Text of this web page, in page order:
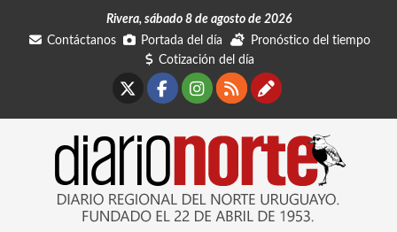
Rivera, sábado 8 de agosto de 2026
Contáctanos
Portada del día
Pronóstico del tiempo
Cotización del día
Facebook
Instagram
RSSContáctanos